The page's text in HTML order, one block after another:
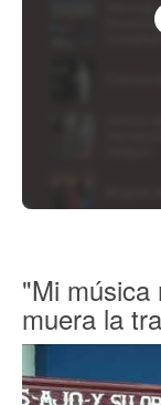
"Mi música
muera la